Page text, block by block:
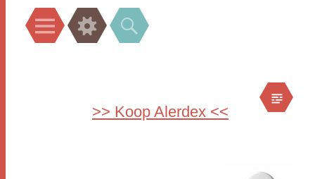
Menu Widgets Search
>> Koop Alerdex <<